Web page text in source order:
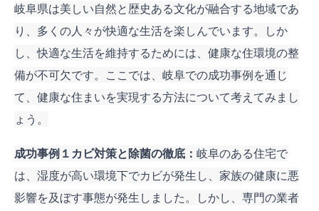
岐阜県は美しい自然と歴史ある文化が融合する地域であ
り、多くの人々が快適な生活を楽しんでいます。しか
し、快適な生活を維持するためには、健康な住環境の整
備が不可欠です。ここでは、岐阜での成功事例を通じ
て、健康な住まいを実現する方法について考えてみまし
ょう。
成功事例１カビ対策と除菌の徹底： 岐阜のある住宅で
は、湿度が高い環境下でカビが発生し、家族の健康に悪
影響を及ぼす事態が発生しました。しかし、専門の業者